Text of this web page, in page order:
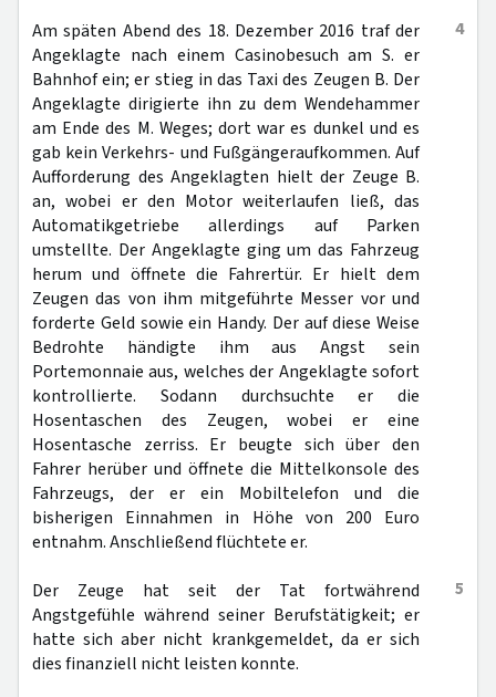
4
Am späten Abend des 18. Dezember 2016 traf der
Angeklagte nach einem Casinobesuch am S. er
Bahnhof ein; er stieg in das Taxi des Zeugen B. Der
Angeklagte dirigierte ihn zu dem Wendehammer
am Ende des M. Weges; dort war es dunkel und es
gab kein Verkehrs- und Fußgängeraufkommen. Auf
Aufforderung des Angeklagten hielt der Zeuge B.
an, wobei er den Motor weiterlaufen ließ, das
Automatikgetriebe allerdings auf Parken
umstellte. Der Angeklagte ging um das Fahrzeug
herum und öffnete die Fahrertür. Er hielt dem
Zeugen das von ihm mitgeführte Messer vor und
forderte Geld sowie ein Handy. Der auf diese Weise
Bedrohte händigte ihm aus Angst sein
Portemonnaie aus, welches der Angeklagte sofort
kontrollierte. Sodann durchsuchte er die
Hosentaschen des Zeugen, wobei er eine
Hosentasche zerriss. Er beugte sich über den
Fahrer herüber und öffnete die Mittelkonsole des
Fahrzeugs, der er ein Mobiltelefon und die
bisherigen Einnahmen in Höhe von 200 Euro
entnahm. Anschließend flüchtete er.
5
Der Zeuge hat seit der Tat fortwährend
Angstgefühle während seiner Berufstätigkeit; er
hatte sich aber nicht krankgemeldet, da er sich
dies finanziell nicht leisten konnte.